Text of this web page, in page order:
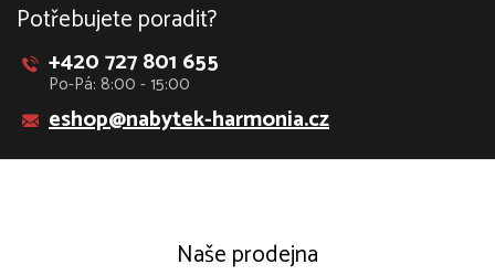
Potřebujete poradit?
+420 727 801 655
Po-Pá: 8:00 - 15:00
eshop@nabytek-harmonia.cz
Naše prodejna